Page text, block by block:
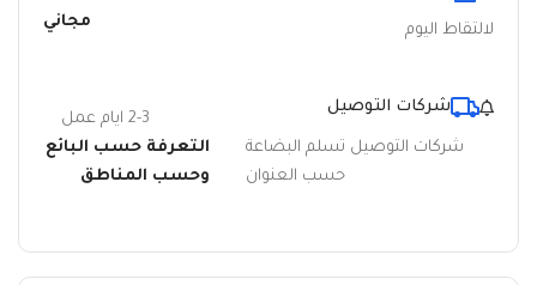
لالتقاط اليوم مجاني
شركات التوصيل
شركات التوصيل تسلم البضاعة
حسب العنوان
2-3 ايام عمل
التعرفة حسب البائع
وحسب المناطق